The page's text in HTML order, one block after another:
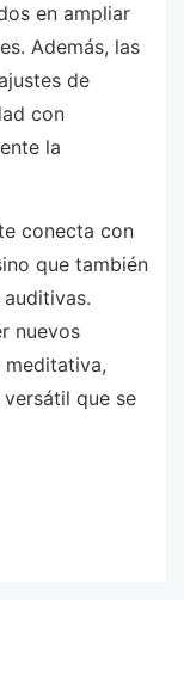
en ampliar
Además, las
de
con
la
conecta con
que también
nuevos
meditativa,
que se